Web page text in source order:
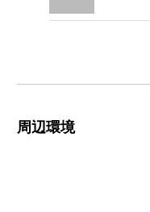
周辺環境